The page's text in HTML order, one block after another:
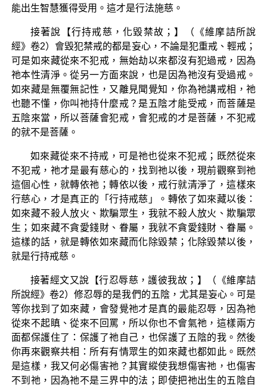
能出生智慧獲得受用。這才是行法施慈。
接著說【行持戒慈，化毀禁故；】（《維摩詰所說
經》卷2）會毀犯禁戒的都是妄心，不論是犯重戒、輕戒；
可是如來藏從來不犯戒，無始劫以來都沒有犯過戒，因為
祂本性清淨。從另一方面來說，也是因為祂沒有受過戒。
如來藏是無覆無記性，又離見聞覺知，你為祂講戒相，祂
也聽不懂，你叫祂持什麼戒？是五陰才能受戒，而菩薩是
五陰來當，所以菩薩會犯戒，會犯戒的才是菩薩，不犯戒
的就不是菩薩。
如來藏從來不持戒，可是祂也從來不犯戒；既然從來
不犯戒，祂才是最有慈心的，找到祂以後，現前觀察到祂
這個心性，就轉依祂；轉依以後，戒行就清淨了，這樣來
行慈心，才是真正的「行持戒慈」。轉依了如來藏以後：
如來藏不殺人放火、欺騙眾生，我就不殺人放火、欺騙眾
生；如來藏不貪愛錢財、眷屬，我就不貪愛錢財、眷屬。
這樣的話，就是轉依如來藏而化除毀禁；化除毀禁以後，
就是行持戒慈。
接著經文又說【行忍辱慈，護彼我故；】（《維摩詰
所說經》卷2）修忍辱的是我們的五陰，尤其是妄心。可是
等你找到了如來藏，會發覺祂才是真的最能忍辱，因為祂
從來不起瞋、從來不回罵，所以你也不會氣祂，這樣兩方
面都保護住了：保護了祂自己，也保護了五陰的我。然後
你再來觀察共相：所有有情眾生的如來藏也都如此。既然
是這樣，我又何必傷害祂？其實縱使我想傷害祂，也傷害
不到祂，因為祂不是三界中的法；即使把祂出生的五陰自